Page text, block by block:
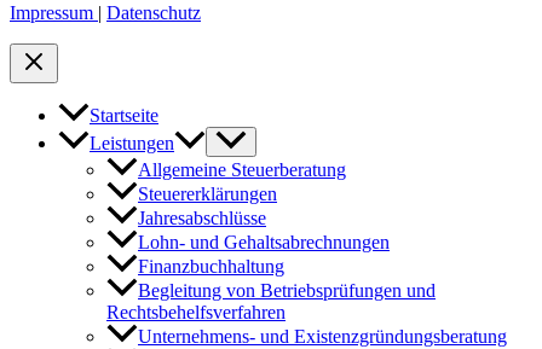
Impressum | Datenschutz
Startseite
Leistungen
Allgemeine Steuerberatung
Steuererklärungen
Jahresabschlüsse
Lohn- und Gehaltsabrechnungen
Finanzbuchhaltung
Begleitung von Betriebsprüfungen und
Rechtsbehelfsverfahren
Unternehmens- und Existenzgründungsberatung